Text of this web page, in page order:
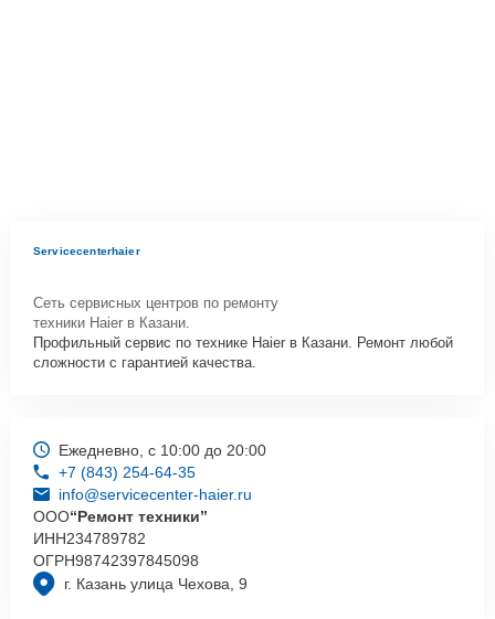
Servicecenterhaier
Сеть сервисных центров по ремонту
техники Haier в Казани.
Профильный сервис по технике Haier в Казани. Ремонт любой
сложности с гарантией качества.
г. Казань улица Чехова, 9
Ежедневно, с 10:00 до 20:00
+7 (843) 254-64-35
info@servicecenter-haier.ru
ООО“Ремонт техники”
ИНН234789782
ОГРН98742397845098